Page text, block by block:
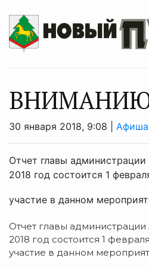
30 января 2018, 9:08 | Афиша
Отчет главы
2018 год состоится 1
участие в данном
Отчет главы администрации
2018 год состоится 1
участие в данном